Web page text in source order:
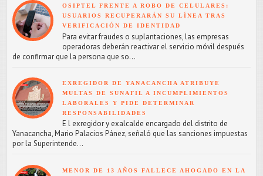
OSIPTEL FRENTE A ROBO DE CELULARES:
USUARIOS RECUPERARÁN SU LÍNEA TRAS
VERIFICACIÓN DE IDENTIDAD
Para evitar fraudes o suplantaciones, las empresas
operadoras deberán reactivar el servicio móvil después
de confirmar que la persona que so...
EXREGIDOR DE YANACANCHA ATRIBUYE
MULTAS DE SUNAFIL A INCUMPLIMIENTOS
LABORALES Y PIDE DETERMINAR
RESPONSABILIDADES
E l exregidor y exalcalde encargado del distrito de
Yanacancha, Mario Palacios Pánez, señaló que las sanciones impuestas
por la Superintende...
MENOR DE 13 AÑOS FALLECE AHOGADO EN LA